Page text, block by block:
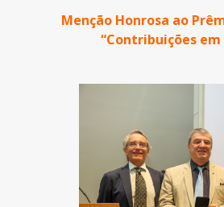
Menção Honrosa ao
“Contribuições